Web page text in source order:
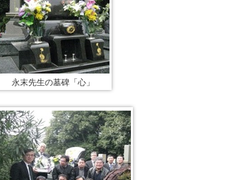
永末先生の墓碑「心」